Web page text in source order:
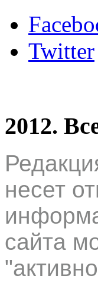
Twitter
2012.
несет
сайта